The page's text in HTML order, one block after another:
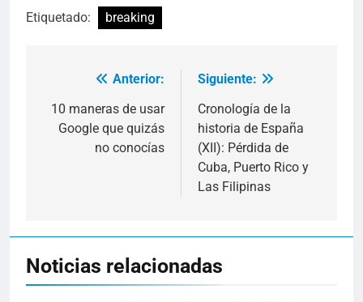
Etiquetado: breaking
Navegación
de
entradas
Anterior:
10 maneras de usar
Google que quizás
no conocías
Siguiente:
Cronología de la
historia de España
(XII): Pérdida de
Cuba, Puerto Rico y
Las Filipinas
Noticias relacionadas